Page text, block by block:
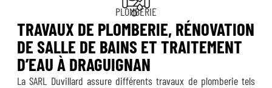
PLOMBERIE
TRAVAUX DE PLOMBERIE, RÉNOVATION
DE SALLE DE BAINS ET TRAITEMENT
D’EAU À DRAGUIGNAN
La SARL Duvillard assure différents travaux de plomberie tels